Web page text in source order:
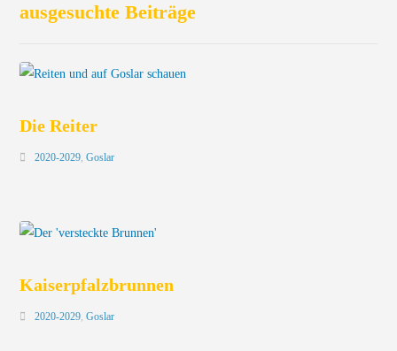
ausgesuchte Beiträge
Die Reiter
2020-2029,Goslar
Kaiserpfalzbrunnen
2020-2029,Goslar